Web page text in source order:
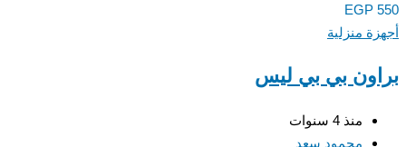
EGP 550
أجهزة منزلية
براون بي بي ليس
منذ 4 سنوات
محمود سعد